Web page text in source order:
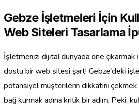
Gebze İşletmeleri İçin
Web Siteleri Tasarlama
İşletmenizi dijital dünyada öne çıkarmak
dostu bir web sitesi şart! Gebze'deki
potansiyel müşterilerin dikkatini çekmek
bağ kurmak adına kritik bir adım. Peki,